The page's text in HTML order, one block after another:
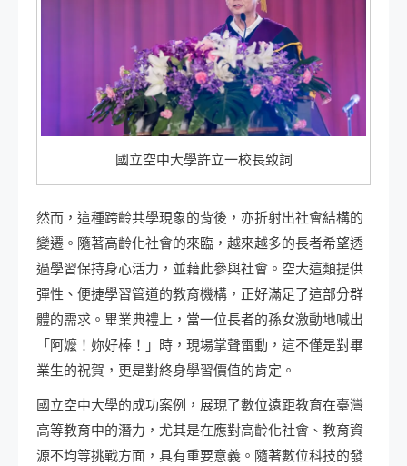
國立空中大學許立一校長致詞
然而，這種跨齡共學現象的背後，亦折射出社會結構的
變遷。隨著高齡化社會的來臨，越來越多的長者希望透
過學習保持身心活力，並藉此參與社會。空大這類提供
彈性、便捷學習管道的教育機構，正好滿足了這部分群
體的需求。畢業典禮上，當一位長者的孫女激動地喊出
「阿嬤！妳好棒！」時，現場掌聲雷動，這不僅是對畢
業生的祝賀，更是對終身學習價值的肯定。
國立空中大學的成功案例，展現了數位遠距教育在臺灣
高等教育中的潛力，尤其是在應對高齡化社會、教育資
源不均等挑戰方面，具有重要意義。隨著數位科技的發